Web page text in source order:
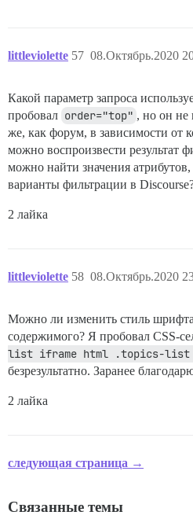
littleviolette 08.Октябрь.2020
57
Какой параметр запроса
пробовал order="top" , но он не
же, как форум, в зависимости от
можно воспроизвести результат
можно найти значения
варианты фильтрации в
2 лайка
littleviolette 08.Октябрь.2020
58
Можно ли изменить стиль
содержимого? Я пробовал CSS-
list iframe html .topics-
безрезультатно. Заранее
2 лайка
следующая страница →
Связанные темы